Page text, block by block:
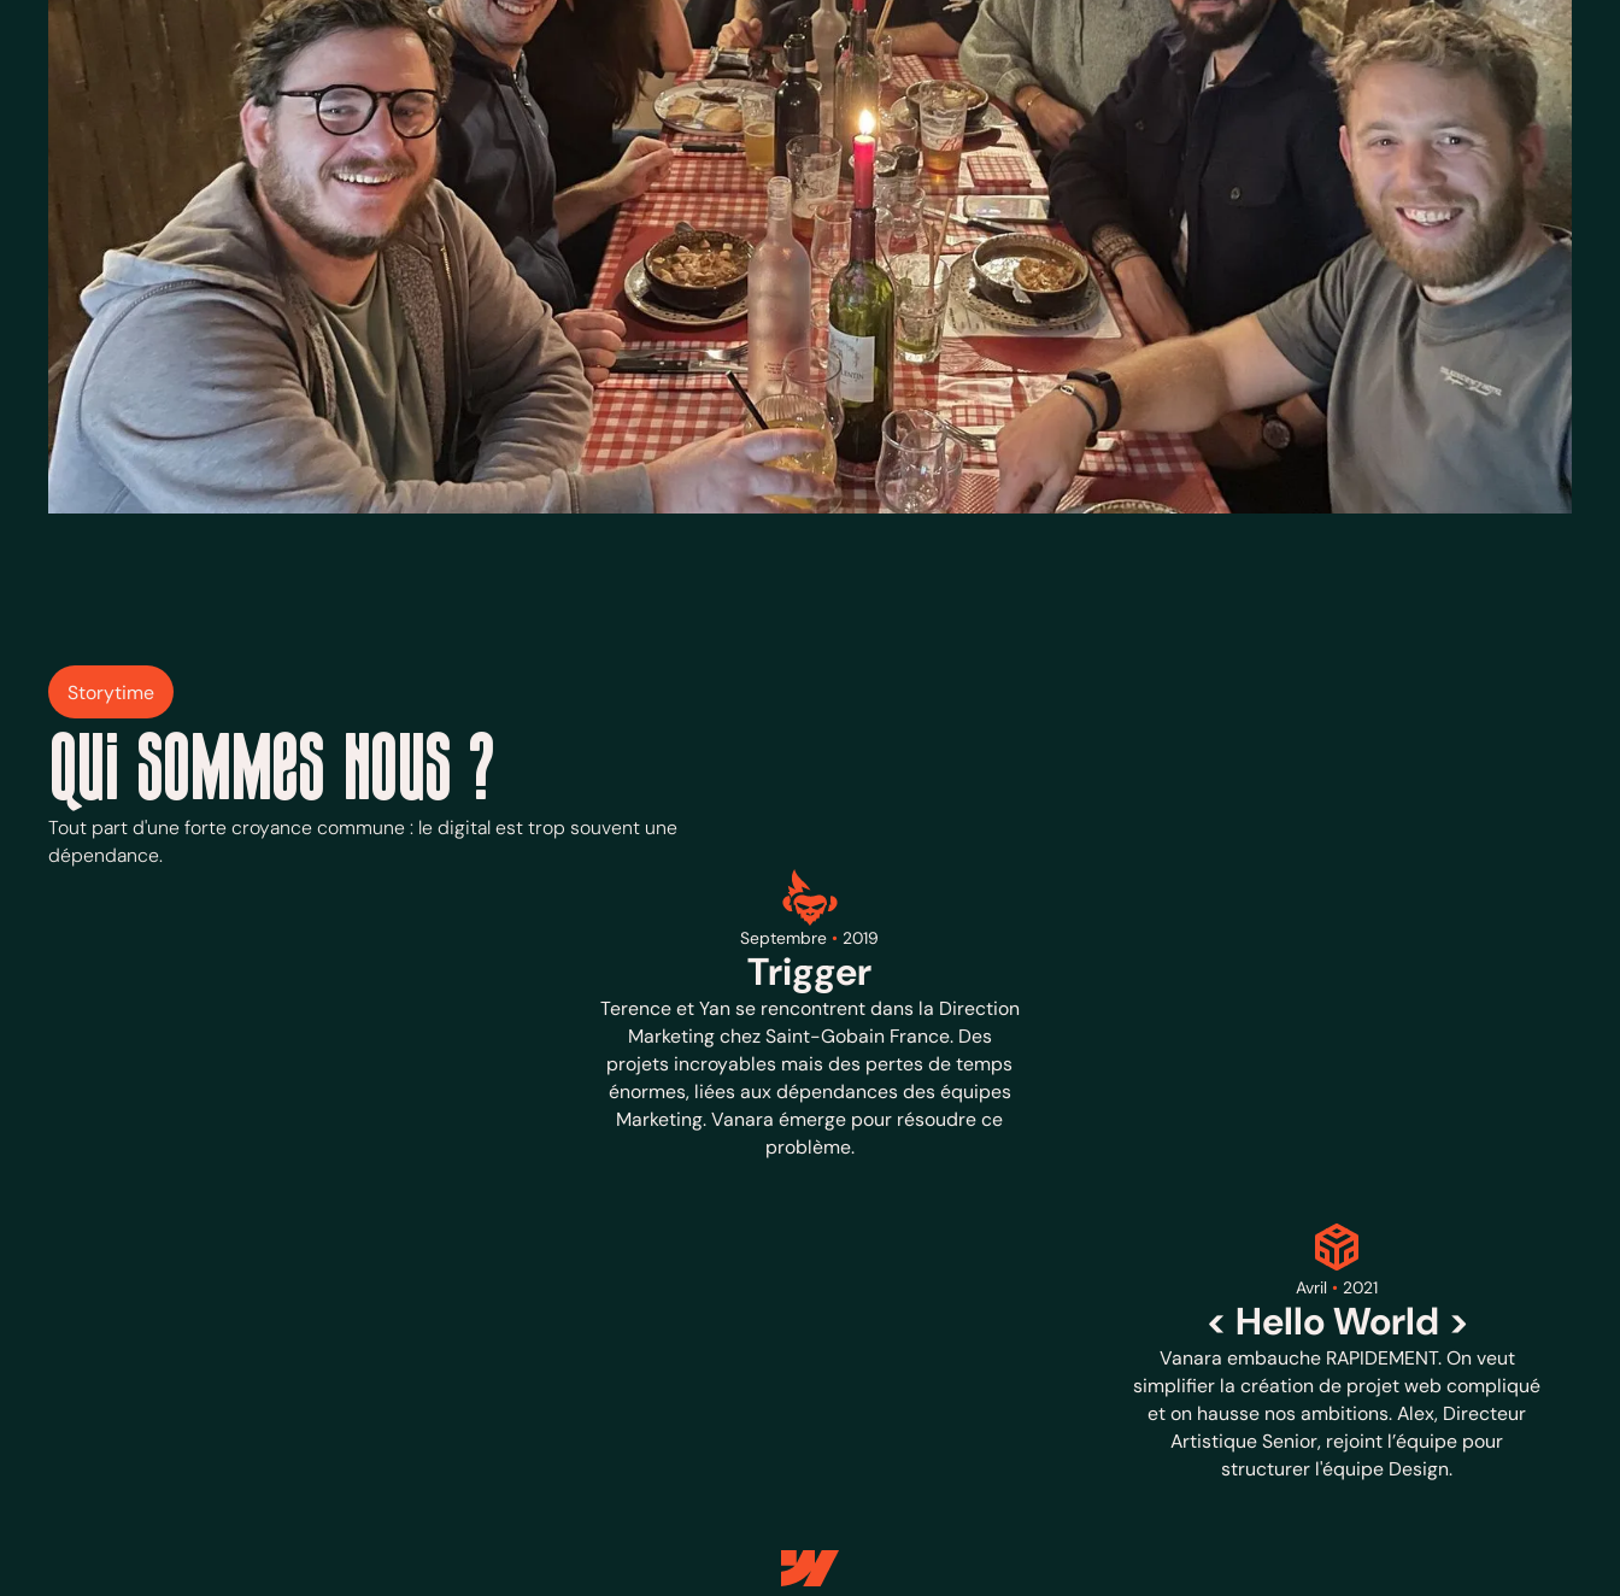
Storytime
Qui sommes nous ?
Tout part d'une forte croyance commune : le digital est trop souvent une
dépendance.
Septembre• 2019
Trigger
Terence et Yan se rencontrent dans la Direction
Marketing chez Saint-Gobain France. Des
projets incroyables mais des pertes de temps
énormes, liées aux dépendances des équipes
Marketing. Vanara émerge pour résoudre ce
problème.
Avril• 2021
< Hello World >
Vanara embauche RAPIDEMENT. On veut
simplifier la création de projet web compliqué
et on hausse nos ambitions. Alex, Directeur
Artistique Senior, rejoint l’équipe pour
structurer l'équipe Design.